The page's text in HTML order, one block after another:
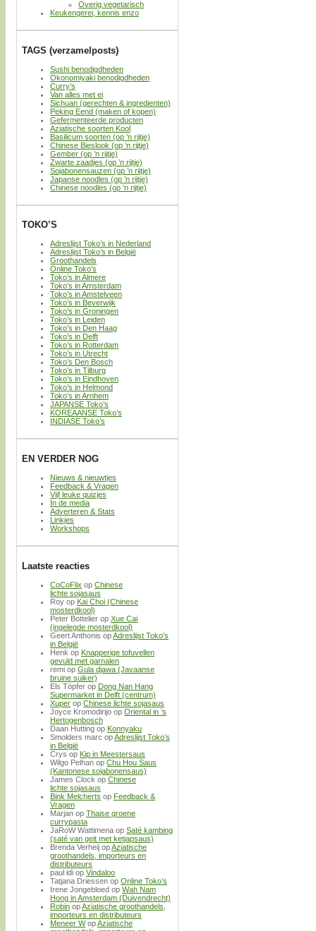
Overig vegetarisch
Keukengerei, kennis enzo
TAGS (verzamelposts)
Sushi benodigdheden
Okonomiyaki benodigdheden
Curry’s
Van alles met ei
Sichuan (gerechten & ingredienten)
Peking Eend (maken of kopen)
Gefermenteerde producten
Aziatische soorten Kool
Basilicum soorten (op ’n rijtje)
Chinese Bieslook (op ’n rijtje)
Gember (op ’n rijtje)
Zwarte zaadjes (op ’n rijtje)
Sojabonensauzen (op ’n rijtje)
Japanse noodles (op ’n rijtje)
Chinese noodles (op ’n rijtje)
TOKO’S
Adreslijst Toko’s in Nederland
Adreslijst Toko’s in België
Groothandels
Online Toko’s
Toko’s in Almere
Toko’s in Amsterdam
Toko’s in Amstelveen
Toko’s in Beverwijk
Toko’s in Groningen
Toko’s in Leiden
Toko’s in Den Haag
Toko’s in Delft
Toko’s in Rotterdam
Toko’s in Utrecht
Toko’s Den Bosch
Toko’s in Tilburg
Toko’s in Eindhoven
Toko’s in Helmond
Toko’s in Arnhem
JAPANSE Toko’s
KOREAANSE Toko’s
INDIASE Toko’s
EN VERDER NOG
Nieuws & nieuwtjes
Feedback & Vragen
Vijf leuke quizjes
In de media
Adverteren & Stats
Linkjes
Workshops
Laatste reacties
CoCoFlix op Chinese
lichte sojasaus
Roy op Kai Choi (Chinese
mosterdkool)
Peter Bottelier op Xue Cai
(ingelegde mosterdkool)
Geert Anthonis opAdreslijst Toko’s
in België
Henk op Knapperige tofuvellen
gevuld met garnalen
remi op Gula djawa (Javaanse
bruine suiker)
Els Töpfer op Dong Nan Hang
Supermarket in Delft (centrum)
Xuper op Chinese lichte sojasaus
Joyce Kromodirijo op Oriental in ’s
Hertogenbosch
Daan Hutting op Konnyaku
Smolders marc opAdreslijst Toko’s
in België
Crys op Kip in Meestersaus
Wilgo Pelhan op Chu Hou Saus
(Kantonese sojabonensaus)
James Clock op Chinese
lichte sojasaus
Bink Melcherts op Feedback &
Vragen
Marjan op Thaise groene
currypasta
JaRoW Wattimena op Saté kambing
(saté van geit met ketjapsaus)
Brenda Verheij opAziatische
groothandels, importeurs en
distributeurs
paul idi op Vindaloo
Tatjana Driessen op Online Toko’s
Irene Jongebloed op Wah Nam
Hong in Amsterdam (Duivendrecht)
Robin opAziatische groothandels,
importeurs en distributeurs
Meneer WopAziatische